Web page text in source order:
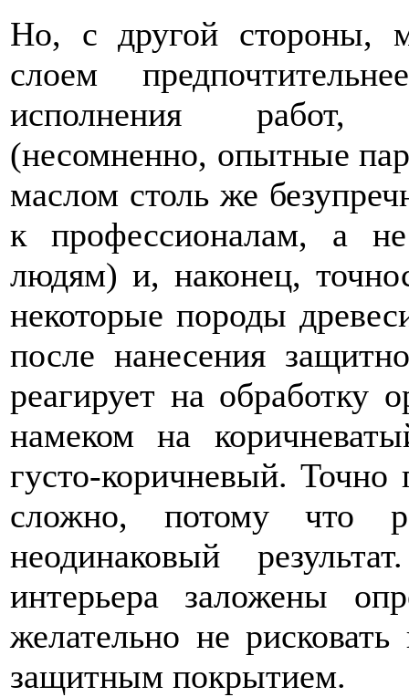
Но, с другой стороны,
слоем
исполнения работ,
(несомненно, опытные
маслом столь же
к профессионалам, а
людям) и, наконец,
некоторые породы
после нанесения
реагирует на обработку
намеком на
густо-коричневый.
сложно, потому что
неодинаковый
интерьера заложены
желательно не
защитным покрытием.